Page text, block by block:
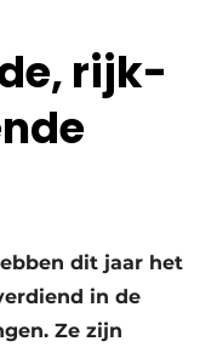
rijk-
dit jaar het
in de
Ze zijn